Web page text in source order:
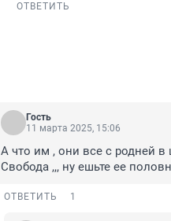
ОТВЕТИТЬ
Гость
11 марта 2025, 15:06
А что им , они все с родней в
Свобода ,,, ну ешьте ее
ОТВЕТИТЬ 1